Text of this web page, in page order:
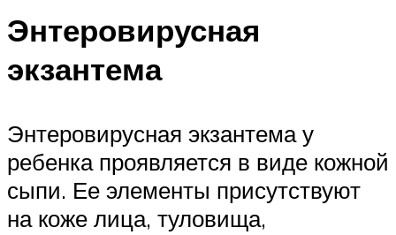
Энтеровирусная
экзантема
Энтеровирусная экзантема у
ребенка проявляется в виде кожной
сыпи. Ее элементы присутствуют
на коже лица, туловища,